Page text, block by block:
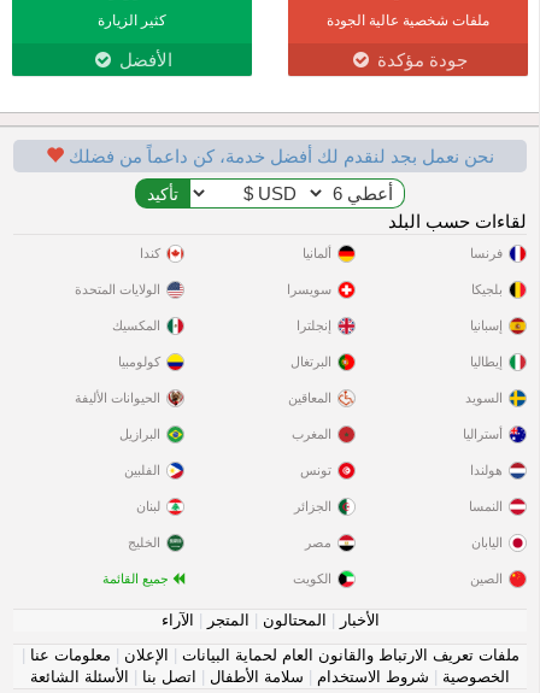
ملفات شخصية عالية الجودة
جودة مؤكدة
كثير الزيارة
الأفضل
نحن نعمل بجد لنقدم لك أفضل خدمة، كن داعماً من فضلك
لقاءات حسب البلد
فرنسا
بلجيكا
إسبانيا
إيطاليا
السويد
ألمانيا
سويسرا
إنجلترا
البرتغال
المعاقين
كندا
الولايات المتحدة
المكسيك
كولومبيا
الحيوانات الأليفة
أستراليا
هولندا
النمسا
اليابان
الصين
المغرب
تونس
الجزائر
مصر
الكويت
البرازيل
الفلبين
لبنان
الخليج
جميع القائمة
الأخبار المحتالون المتجر
الآراء
ملفات تعريف الارتباط والقانون العام لحماية البيانات
الإعلان معلومات عنا
الخصوصية
شروط الاستخدام سلامة الأطفال اتصل بنا الأسئلة الشائعة